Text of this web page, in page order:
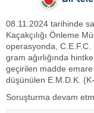
08.11.2024 tarihinde
Kaçakçılığı Önleme
operasyonda,
gram ağırlığında
geçirilen madde emare
düşünülen E.M.D.K.
Soruşturma devam